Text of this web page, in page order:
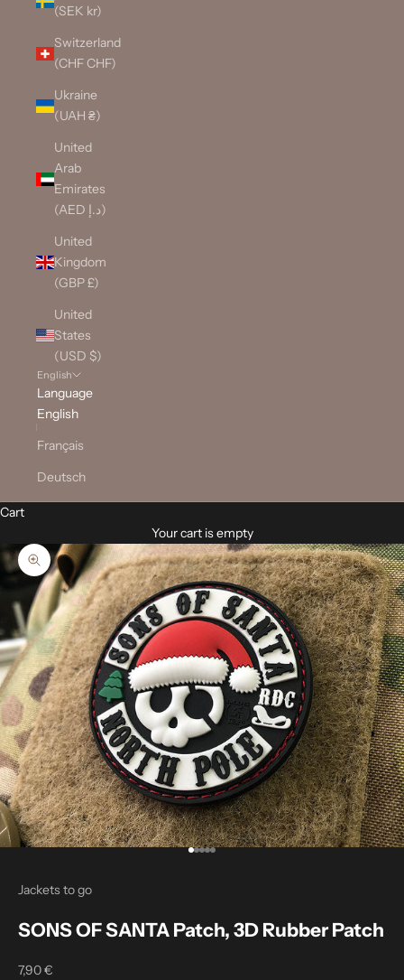
(SEK kr)
Switzerland
(CHF CHF)
Ukraine
(UAH ₴)
United
Arab
Emirates
(AED د.إ)
United
Kingdom
(GBP £)
United
States
(USD $)
English
Language
English
Français
Deutsch
Cart
Your cart is empty
Zoom picture
Go to item 1
Go to item 2
Go to item 3
Go to item 4
Go to item 5
Jackets to go
SONS OF SANTA Patch, 3D Rubber Patch
Sale price
7,90 €